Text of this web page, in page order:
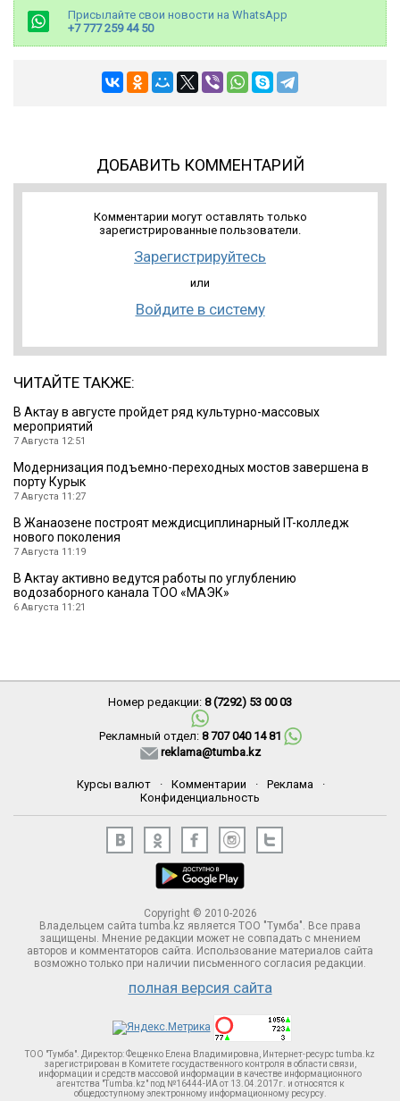
Присылайте свои новости на WhatsApp
+7 777 259 44 50
ДОБАВИТЬ КОММЕНТАРИЙ
Комментарии могут оставлять только
зарегистрированные пользователи.
Зарегистрируйтесь
или
Войдите в систему
ЧИТАЙТЕ ТАКЖЕ:
В Актау в августе пройдет ряд культурно-массовых
мероприятий
7 Августа 12:51
Модернизация подъемно-переходных мостов завершена в
порту Курык
7 Августа 11:27
В Жанаозене построят междисциплинарный IT-колледж
нового поколения
7 Августа 11:19
В Актау активно ведутся работы по углублению
водозаборного канала ТОО «МАЭК»
6 Августа 11:21
Номер редакции: 8 (7292) 53 00 03
Рекламный отдел: 8 707 040 14 81
reklama@tumba.kz
Курсы валют · Комментарии · Реклама
·
Конфиденциальность
Copyright © 2010-2026
Владельцем сайта tumba.kz является ТОО "Тумба". Все права
защищены. Мнение редакции может не совпадать с мнением
авторов и комментаторов сайта. Использование материалов сайта
возможно только при наличии письменного согласия редакции.
полная версия сайта
ТОО "Тумба". Директор: Фещенко Елена Владимировна, Интернет-ресурс tumba.kz
зарегистрирован в Комитете госудаственного контроля в области связи,
информации и средств массовой информации в качестве информационного
агентства "Tumba.kz" под №16444-ИА от 13.04.2017г. и относятся к
общедоступному электронному информационному ресурсу.